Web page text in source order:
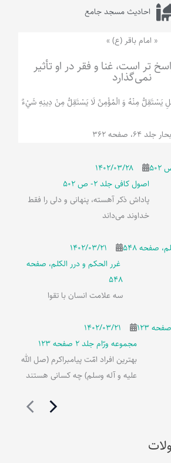
احادیث مسجد جامع
« امام باقر (ع) »
تر است، غنا و فقر در او تأثیر
نمی‌گذارد
یَسْتَقِلُّ مِنْهُ وَ الْمُؤْمِنُ لَا يَسْتَقِلُّ مِنْ دِينِهِ شَيْ‌ءٌ
بحار جلد 64، صفحه 362
۱۴۰۲/۰۳/۲۸
اصول کافی جلد 2- ص 502
پاداش ذکر آهسته، پنهانی و دلی را فقط
خداوند می‌داند
۱۴۰۲/۰۳/۲۱
غرر الحکم و درر الکلم، صفحه
548
سه علامت انسان با تقوا
۱۴۰۲/۰۳/۲۱
مجموعه ورّام جلد 2 صفحه 123
بهترین افراد امّت پیامبراکرم (صل الله
علیه و آله وسلم) چه کسانی هستند